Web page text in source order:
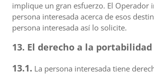
implique un gran esfuerzo. El Operador
persona interesada acerca de esos
persona interesada así lo solicite.
13. El derecho a la
13.1. La persona interesada tiene